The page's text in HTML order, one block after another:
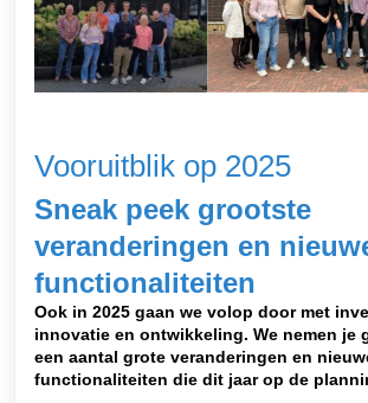
Vooruitblik op 2025
Sneak peek grootste
veranderingen en
functionaliteiten
Ook in 2025 gaan we volop door met
innovatie en ontwikkeling. We nemen je
een aantal grote veranderingen en
functionaliteiten die dit jaar op de